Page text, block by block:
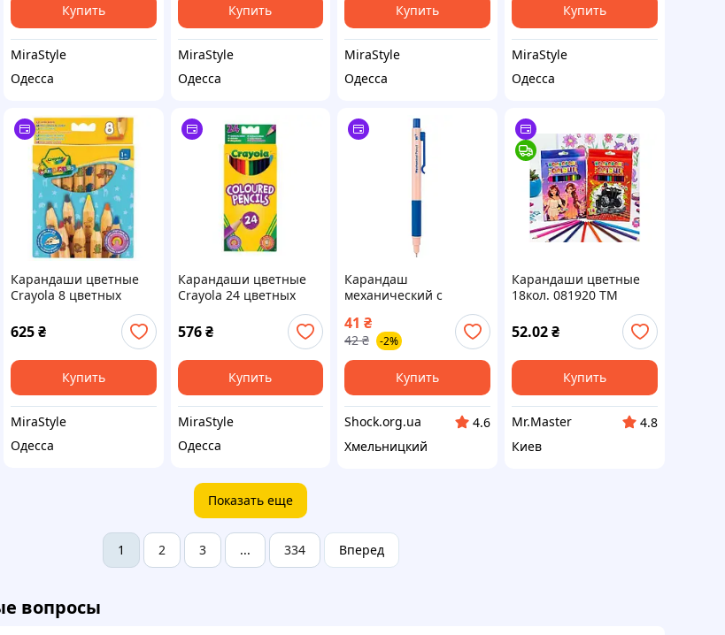
Купить
MiraStyle
Одесса
Купить
MiraStyle
Одесса
Купить
MiraStyle
Одесса
Купить
MiraStyle
Одесса
Карандаши цветные
Crayola 8 цветных
красного дерева (3678)
625₴
Купить
MiraStyle
Одесса
Карандаши цветные
Crayola 24 цветных
576 ₴
Купить
MiraStyle
Одесса
Карандаш
механический с
грипом YES Fusion HB 2
300141 0.5 мм 5233077
41 ₴
42 ₴ -2%
Купить
Shock.org.ua
4.6
Хмельницкий
Карандаши цветные
18кол. 081920 ТМ
52.02₴
Купить
Mr.Master
4.8
Киев
Показать еще
1 2 3 ... 334 Вперед
вопросы